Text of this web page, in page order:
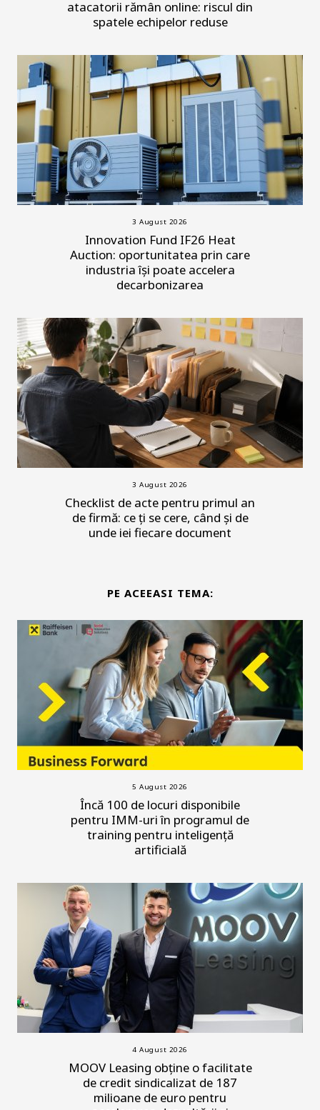
atacatorii rămân online: riscul din
spatele echipelor reduse
3 August 2026
Innovation Fund IF26 Heat
Auction: oportunitatea prin care
industria își poate accelera
decarbonizarea
3 August 2026
Checklist de acte pentru primul an
de firmă: ce ți se cere, când și de
unde iei fiecare document
PE ACEEASI TEMA:
5 August 2026
Încă 100 de locuri disponibile
pentru IMM-uri în programul de
training pentru inteligență
artificială
4 August 2026
MOOV Leasing obține o facilitate
de credit sindicalizat de 187
milioane de euro pentru